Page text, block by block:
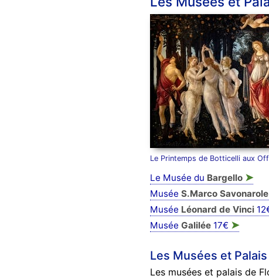
Le Printemps de Botticelli aux
Le Musée du Bargello ➤
Musée S.Marco Savonarole
Musée Léonard de Vinci
Musée Galilée17€ ➤
Les Musées et
Les musées et palais de